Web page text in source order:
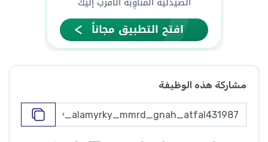
مشاركة هذه الوظيفة